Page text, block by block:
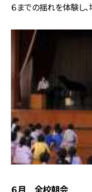
６までの揺れを体験し、
６月 全校朝会